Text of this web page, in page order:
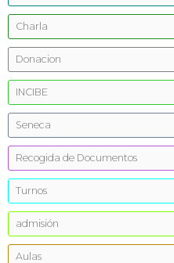
Charla
Donacion
INCIBE
Seneca
Recogida de Documentos
Turnos
admisión
Aulas